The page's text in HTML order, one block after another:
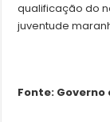
qualificação do
juventude
Fonte: